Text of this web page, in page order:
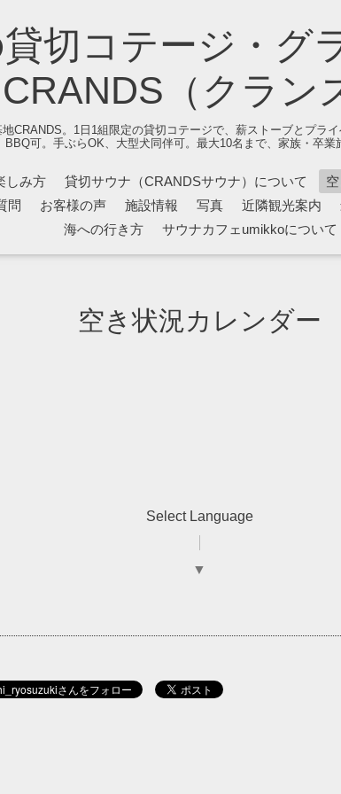
切コテージ・グ
CRANDS（クラン
CRANDS。1日1組限定の貸切コテージで、薪ストーブとプラ
BBQ可。手ぶらOK、大型犬同伴可。最大10名まで、家族・卒業
しみ方 貸切サウナ（CRANDSサウナ）について
問 お客様の声 施設情報 写真 近隣観光案内
海への行き方
サウナカフェumikkoについて
空き状況カレンダー
Select Language
▼